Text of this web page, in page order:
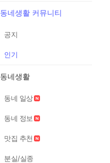
동네생활 커뮤니티
공지
인기
동네생활
동네 일상
동네 정보
맛집 추천
분실/실종